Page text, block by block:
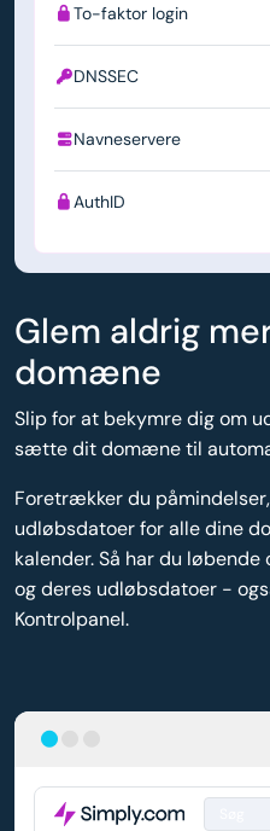
To-faktor login
DNSSEC
Navneservere
AuthID
Glem aldrig
domæne
Slip for at bekymre dig om
sætte dit domæne til
Foretrækker du
udløbsdatoer for alle dine
kalender. Så har du
og deres udløbsdatoer -
Kontrolpanel.